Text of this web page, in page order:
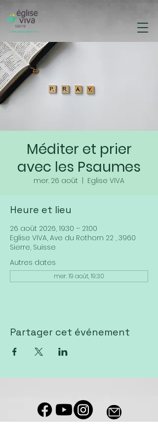
Méditer et prier
avec les Psaumes
mer. 26 août Eglise VIVA
Heure et lieu
26 août 2026, 19:30 – 21:00
Eglise VIVA, Ave du Rothorn 22 , 3960
Sierre, Suisse
Autres dates
mer. 19 août, 19:30
Partager cet événement